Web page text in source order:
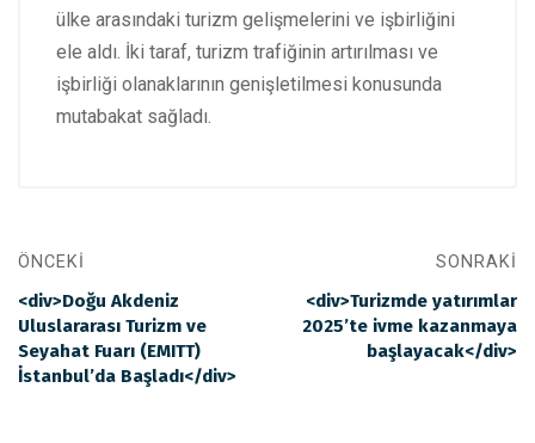
ülke arasındaki turizm gelişmelerini ve işbirliğini
ele aldı. İki taraf, turizm trafiğinin artırılması ve
işbirliği olanaklarının genişletilmesi konusunda
mutabakat sağladı.
ÖNCEKI
<div>Doğu Akdeniz
Uluslararası Turizm ve
Seyahat Fuarı (EMITT)
İstanbul’da Başladı</div>
SONRAKI
<div>Turizmde yatırımlar
2025’te ivme kazanmaya
başlayacak</div>